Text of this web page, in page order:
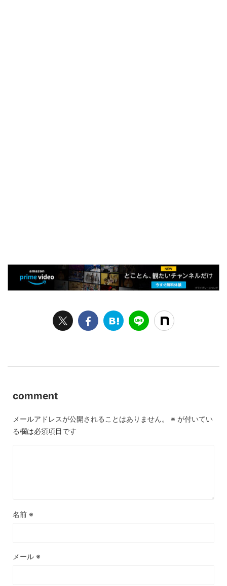
comment
メールアドレスが公開されることはありません。 ※ が付いてい
る欄は必須項目です
名前 ※
メール ※